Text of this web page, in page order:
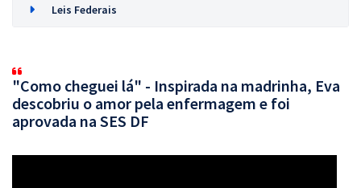
Leis Federais
"Como cheguei lá" - Inspirada na madrinha, Eva
descobriu o amor pela enfermagem e foi
aprovada na SES DF